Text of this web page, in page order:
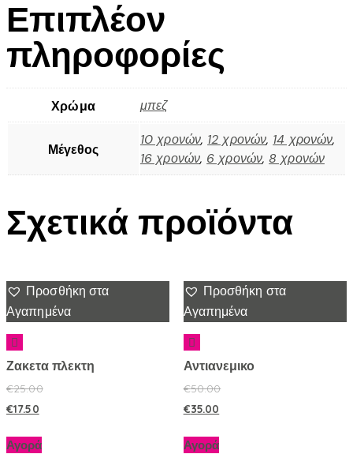
Επιπλέον
πληροφορίες
Χρώμα μπεζ
Μέγεθος
10 χρονών, 12 χρονών, 14 χρονών,
16 χρονών, 6 χρονών, 8 χρονών
Σχετικά προϊόντα
Προσθήκη στα
Αγαπημένα
Ζακετα πλεκτη
€25.00
€17.50
Αγορά
Προσθήκη στα
Αγαπημένα
Αντιανεμικο
€50.00
€35.00
Αγορά